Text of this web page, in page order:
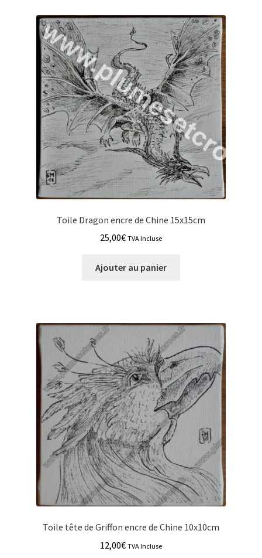
Toile Dragon encre de Chine 15x15cm
25,00€ TVA Incluse
Ajouter au panier
Toile tête de Griffon encre de Chine 10x10cm
12,00€ TVA Incluse